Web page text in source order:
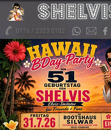
0176 / 2323 0102